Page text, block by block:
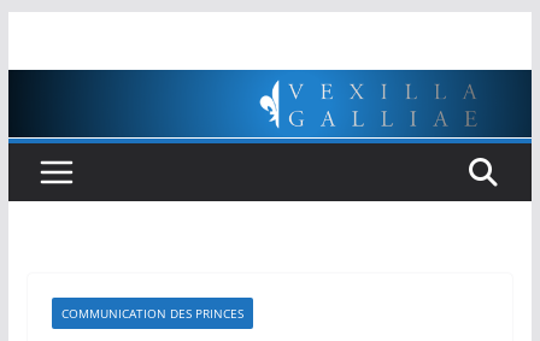
COMMUNICATION DES PRINCES